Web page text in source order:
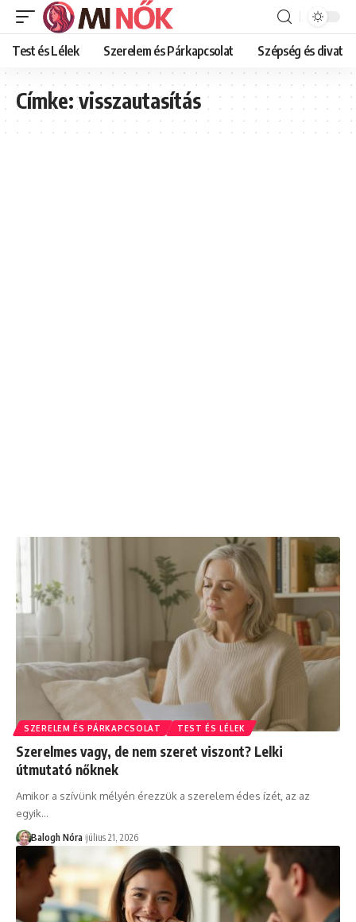
Test és Lélek Szerelem és Párkapcsolat Szépség és divat
Címke:visszautasítás
SZERELEM ÉS PÁRKAPCSOLAT TEST ÉS LÉLEK
Szerelmes vagy, de nem szeret viszont? Lelki
útmutató nőknek
Amikor a szívünk mélyén érezzük a szerelem édes ízét, az az
egyik…
Balogh Nóra július 21, 2026